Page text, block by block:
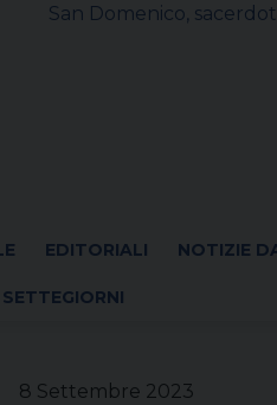
San Domenico,
EDITORIALI NOTIZIE
8 Settembre 2023